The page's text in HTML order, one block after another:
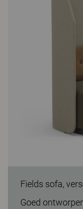
Fields sofa,
Goed